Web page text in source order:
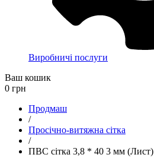
Виробничі послуги
Ваш кошик
0 грн
Продмаш
/
Просічно-витяжна сітка
/
ПВС сітка 3,8 * 40 3 мм (Лист)